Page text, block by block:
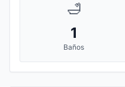
🛁
1
Baños